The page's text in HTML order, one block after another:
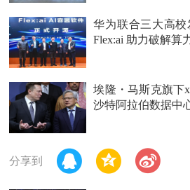
华为联合三大高
Flex:ai 助力破解算
埃隆・马斯克旗下
沙特阿拉伯数据中
分享到